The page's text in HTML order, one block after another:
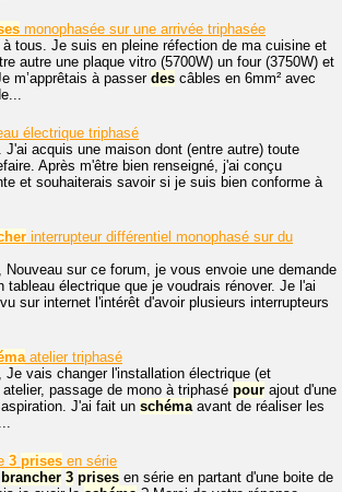
monophasée sur une arrivée triphasée
à tous. Je suis en pleine réfection de ma cuisine et
autre une plaque vitro (5700W) un four (3750W) et
m’apprêtais à passerdes câbles en 6mm² avec
électrique triphasé
J'ai acquis une maison dont (entre autre) toute
Après m'être bien renseigné, j'ai conçu
et souhaiterais savoir si je suis bien conforme à
interrupteur différentiel monophasé sur du
Nouveau sur ce forum, je vous envoie une demande
tableau électrique que je voudrais rénover. Je l'ai
sur internet l'intérêt d'avoir plusieurs interrupteurs
atelier triphasé
vais changer l'installation électrique (et
passage de mono à triphasé pour ajout d'une
J'ai fait un schéma avant de réaliser les
3 prises en série
brancher 3 prises en série en partant d'une boite de